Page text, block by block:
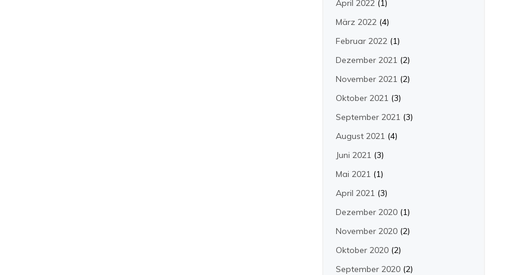
April 2022(1)
März 2022(4)
Februar 2022(1)
Dezember 2021(2)
November 2021(2)
Oktober 2021(3)
September 2021(3)
August 2021(4)
Juni 2021(3)
Mai 2021(1)
April 2021(3)
Dezember 2020(1)
November 2020(2)
Oktober 2020(2)
September 2020(2)